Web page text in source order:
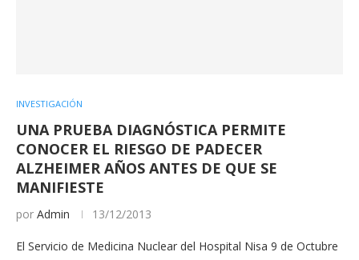
INVESTIGACIÓN
UNA PRUEBA DIAGNÓSTICA PERMITE
CONOCER EL RIESGO DE PADECER
ALZHEIMER AÑOS ANTES DE QUE SE
MANIFIESTE
por Admin 13/12/2013
El Servicio de Medicina Nuclear del Hospital Nisa 9 de Octubre